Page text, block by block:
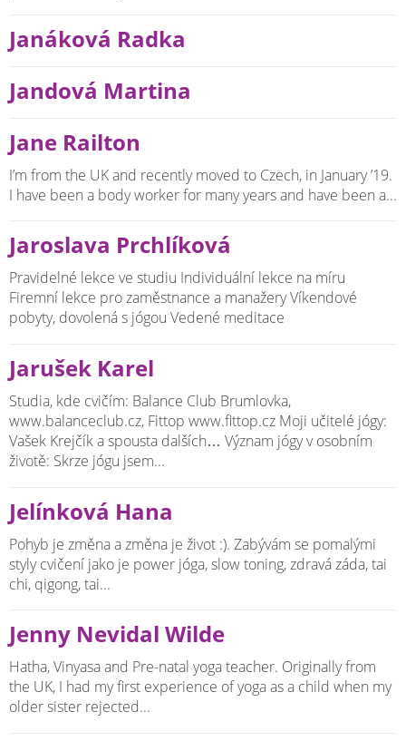
Janáková Radka
Jandová Martina
Jane Railton
I’m from the UK and recently moved to Czech, in January ’19.
I have been a body worker for many years and have been a...
Jaroslava Prchlíková
Pravidelné lekce ve studiu Individuální lekce na míru
Firemní lekce pro zaměstnance a manažery Víkendové
pobyty, dovolená s jógou Vedené meditace
Jarušek Karel
Studia, kde cvičím: Balance Club Brumlovka,
www.balanceclub.cz, Fittop www.fittop.cz Moji učitelé jógy:
Vašek Krejčík a spousta dalších… Význam jógy v osobním
životě: Skrze jógu jsem...
Jelínková Hana
Pohyb je změna a změna je život :). Zabývám se pomalými
styly cvičení jako je power jóga, slow toning, zdravá záda, tai
chi, qigong, tai...
Jenny Nevidal Wilde
Hatha, Vinyasa and Pre-natal yoga teacher. Originally from
the UK, I had my first experience of yoga as a child when my
older sister rejected...